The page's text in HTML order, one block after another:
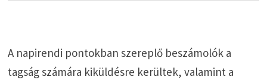
A napirendi pontokban szereplő beszámolók a
tagság számára kiküldésre kerültek, valamint a